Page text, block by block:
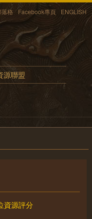
格 Facebook專頁 ENGLISH
源聯盟
資源評分